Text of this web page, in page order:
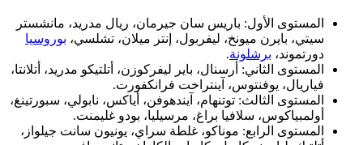
المستوى الأول: باريس سان جيرمان، ريال مدريد، مانشستر
سيتي، بايرن ميونخ، ليفربول، إنتر ميلان، تشلسي، بوروسيا
دورتموند، برشلونة.
المستوى الثاني: أرسنال، باير ليفركوزن، أتلتيكو مدريد، أتلانتا،
فياريال، يوفنتوس، آينتراخت فرانكفورت.
المستوى الثالث: توتنهام، آيندهوفن، أياكس، نابولي، سبورتينغ،
أولمبياكوس، سلافيا براغ، مرسيليا، بودو غليمنت.
المستوى الرابع: موناكو، غلطة سراي، يونيون سانت جيلواز،